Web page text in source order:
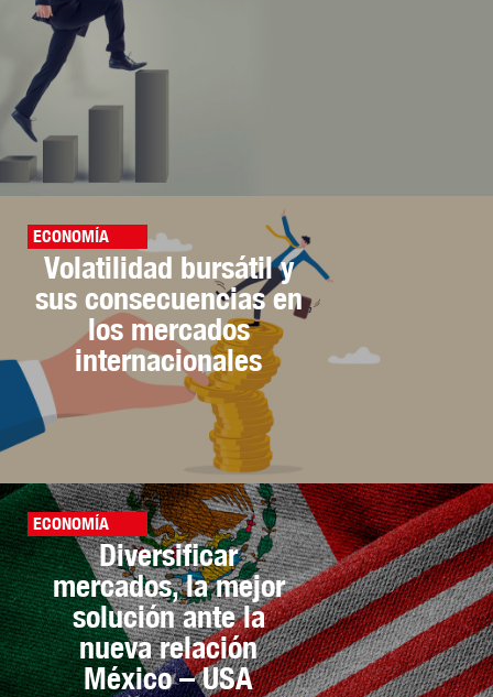
ECONOMÍA
Volatilidad bursátil y
sus consecuencias en
los mercados
internacionales
ECONOMÍA
Diversificar
mercados, la mejor
solución ante la
nueva relación
México – USA